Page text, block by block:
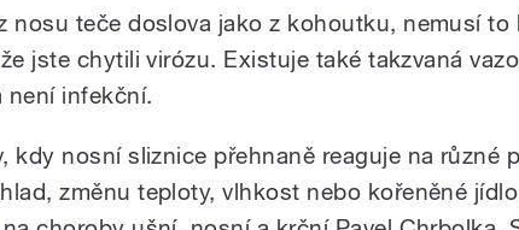
nosu teče doslova jako z kohoutku, nemusí to
jste chytili virózu. Existuje také takzvaná
není infekční.
kdy nosní sliznice přehnaně reaguje na různé
změnu teploty, vlhkost nebo kořeněné